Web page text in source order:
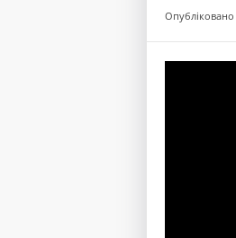
Опубліковано